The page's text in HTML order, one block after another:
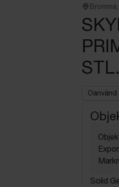
Oanvänd
Solid